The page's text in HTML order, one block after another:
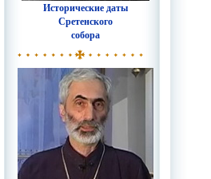
Исторические даты
Сретенского
собора